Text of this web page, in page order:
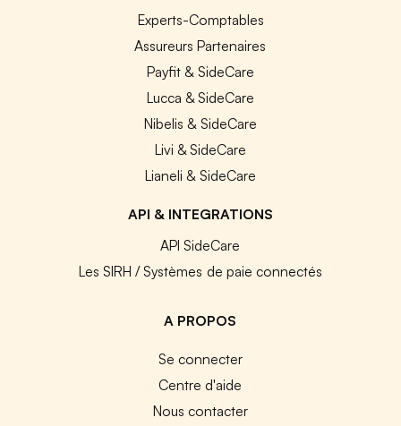
Experts-Comptables
Assureurs Partenaires
Payfit & SideCare
Lucca & SideCare
Nibelis & SideCare
Livi & SideCare
Lianeli & SideCare
API & INTEGRATIONS
API SideCare
Les SIRH / Systèmes de paie connectés
A PROPOS
Se connecter
Centre d'aide
Nous contacter